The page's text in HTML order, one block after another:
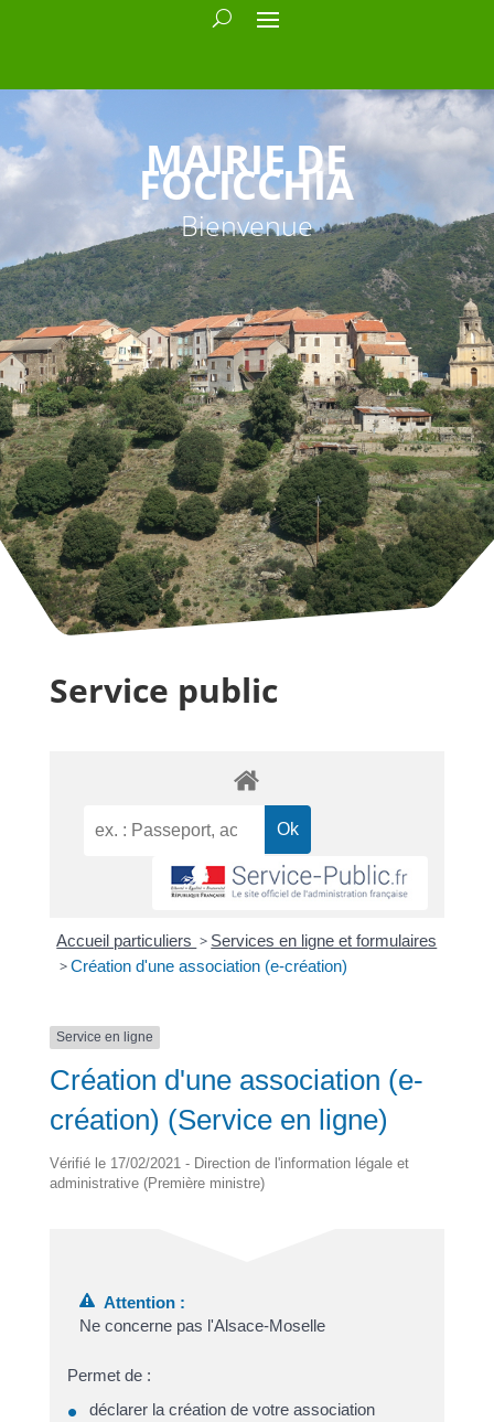
MAIRIE DE
FOCICCHIA
Bienvenue
Service public
Accueil particuliers > Services en ligne et formulaires
>Création d'une association (e-création)
Service en ligne
Création d'une association (e-
création) (Service en ligne)
Vérifié le 17/02/2021 - Direction de l'information légale et
administrative (Première ministre)
Attention :
Ne concerne pas l'Alsace-Moselle
Permet de :
déclarer la création de votre association